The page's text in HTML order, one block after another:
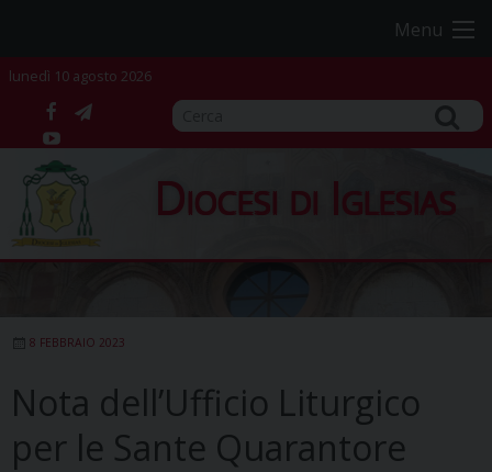
content
Menu
lunedì 10 agosto 2026
facebook
telegram
YouTube
Diocesi di Iglesias
8 FEBBRAIO 2023
Nota dell’Ufficio Liturgico
per le Sante Quarantore